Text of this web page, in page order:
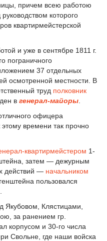
причем всею работою
которого
квартирмейстерской
и уже в сентябре 1811 г.
пограничного
37 отдельных
осмотренной местности. В
труд полковник
в генерал-майоры
офицера
времени так прочно
квартирмейстером 1-
затем — дежурным
действий — начальником
пользовался
Якубовом, Клястицами,
за ранением гр.
корпусом и 30-го числа
Свольне, где наши войска